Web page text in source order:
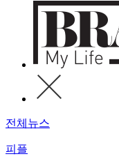
전체뉴스
피플